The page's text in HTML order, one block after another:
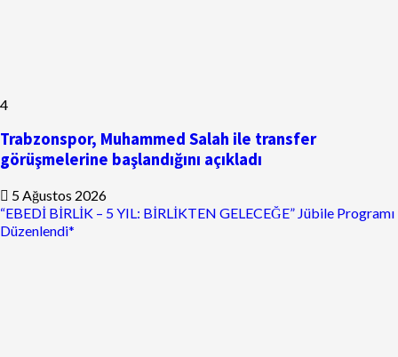
4
Trabzonspor, Muhammed Salah ile transfer
görüşmelerine başlandığını açıkladı
5 Ağustos 2026
“EBEDİ BİRLİK – 5 YIL: BİRLİKTEN GELECEĞE” Jübile Programı
Düzenlendi*